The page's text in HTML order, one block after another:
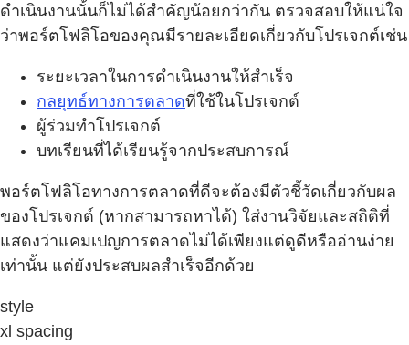
ดำเนินงานนั้นก็ไม่ได้สำคัญน้อยกว่ากัน ตรวจสอบให้แน่ใจ
ว่าพอร์ตโฟลิโอของคุณมีรายละเอียดเกี่ยวกับโปรเจกต์เช่น
ระยะเวลาในการดำเนินงานให้สำเร็จ
กลยุทธ์ทางการตลาดที่ใช้ในโปรเจกต์
ผู้ร่วมทำโปรเจกต์
บทเรียนที่ได้เรียนรู้จากประสบการณ์
พอร์ตโฟลิโอทางการตลาดที่ดีจะต้องมีตัวชี้วัดเกี่ยวกับผล
ของโปรเจกต์ (หากสามารถหาได้) ใส่งานวิจัยและสถิติที่
แสดงว่าแคมเปญการตลาดไม่ได้เพียงแต่ดูดีหรืออ่านง่าย
เท่านั้น แต่ยังประสบผลสำเร็จอีกด้วย
style
xl spacing